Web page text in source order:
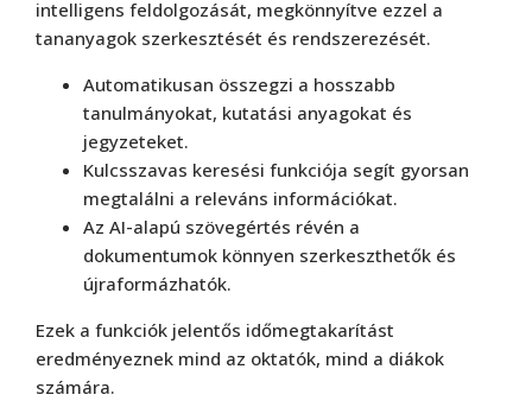
intelligens feldolgozását, megkönnyítve ezzel a
tananyagok szerkesztését és rendszerezését.
Automatikusan összegzi a hosszabb
tanulmányokat, kutatási anyagokat és
jegyzeteket.
Kulcsszavas keresési funkciója segít gyorsan
megtalálni a releváns információkat.
Az AI-alapú szövegértés révén a
dokumentumok könnyen szerkeszthetők és
újraformázhatók.
Ezek a funkciók jelentős időmegtakarítást
eredményeznek mind az oktatók, mind a diákok
számára.